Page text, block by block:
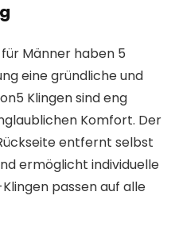
Männer haben 5
eine gründliche und
Klingen sind eng
Komfort. Der
entfernt selbst
ermöglicht individuelle
passen auf alle